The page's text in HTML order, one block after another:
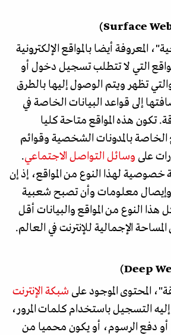
المعروفة أيضا بالمواقع الإلكترونية
التي لا تتطلب تسجيل دخول أو
تظهر ويتم الوصول إليها بالطرق
إلى قواعد البيانات الخاصة في
تكون هذه المواقع متاحة كليا
الخاصة بالمدونات الشخصية وقوائم
على وسائل التواصل الاجتماعي.
لهذا النوع من المواقع، إذ إن
وإيصال معلومات وأن تصبح شعبية
النوع من المواقع والبيانات أقل
الإجمالية للإنترنت في العالم.
المحتوى الموجود على شبكة الإنترنت
التسجيل باستخدام كلمات المرور،
أو دفع الرسوم، أو يكون محميا من